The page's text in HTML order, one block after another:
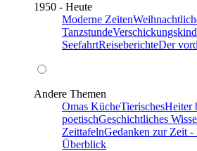
1950 - Heute
Moderne Zeiten
Tanzstunde
SeefahrtReiseberichteDer
Andere Themen
Omas KücheTierischesHeiter
poetischGeschichtliches
ZeittafelnGedanken zur Zeit
Überblick